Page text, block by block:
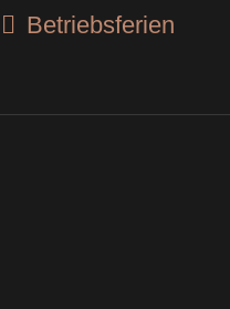
Betriebsferien